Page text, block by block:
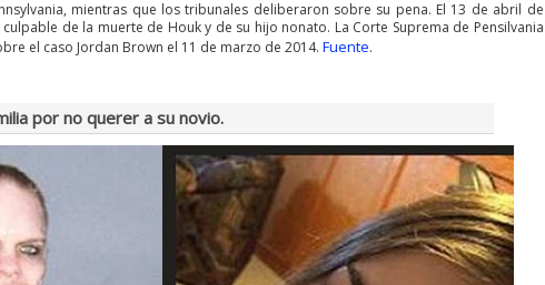
mientras que los tribunales deliberaron sobre su pena. El 13 de abril de
de la muerte de Houk y de su hijo nonato. La Corte Suprema de Pensilvania
el caso Jordan Brown el 11 de marzo de 2014. Fuente.
por no querer a su novio.